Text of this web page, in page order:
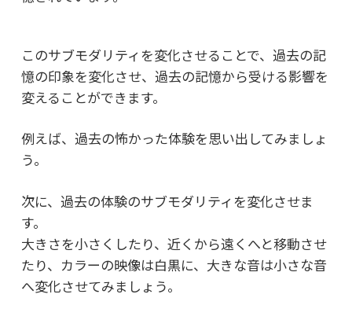
このサブモダリティを変化させることで、過去の記
憶の印象を変化させ、 過去の記憶から受ける影響を
変えることができます。
例えば、過去の怖かった体験を思い出してみましょ
う。
次に、過去の体験のサブモダリティを変化させま
す。
大きさを小さくしたり、近くから遠くへと移動させ
たり、 カラーの映像は白黒に、大きな音は小さな音
へ変化させてみましょう。